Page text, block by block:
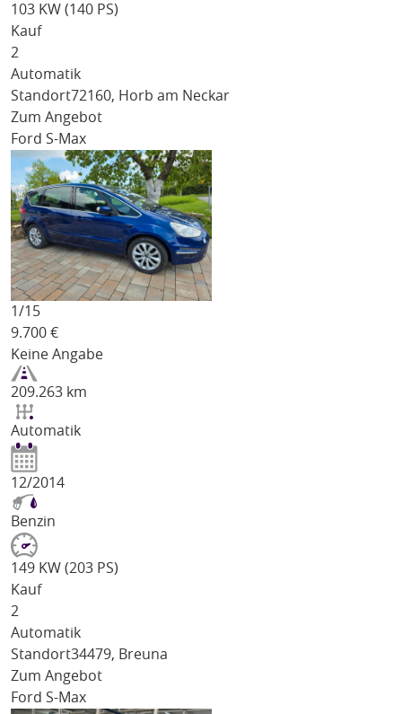
103 KW (140 PS)
Kauf
2
Automatik
Standort72160, Horb am Neckar
Zum Angebot
Ford S-Max
1/15
9.700 €
Keine Angabe
209.263 km
Automatik
12/2014
Benzin
149 KW (203 PS)
Kauf
2
Automatik
Standort34479, Breuna
Zum Angebot
Ford S-Max